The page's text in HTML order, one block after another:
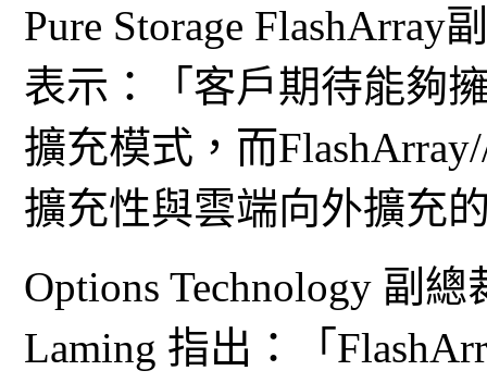
Pure Storage FlashArray
表示：「客戶期待能夠
擴充模式，而
擴充性與雲端向外擴充
Options Technology 副
Laming 指出：「